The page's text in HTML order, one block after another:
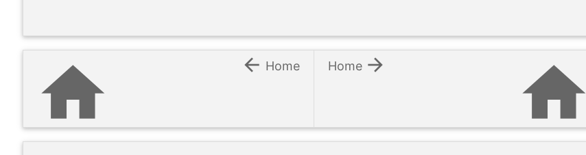


Home
  Home